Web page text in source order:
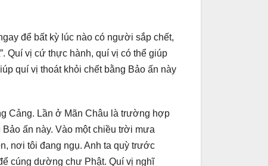
để bất kỳ lúc nào có người sắp chết,
Quí vị cứ thực hành, quí vị có thể giúp
quí vị thoát khỏi chết bằng Bảo ấn này
Cảng. Lần ở Mãn Châu là trường hợp
ấn này. Vào một chiều trời mưa
nơi tôi đang ngụ. Anh ta quỳ trước
cúng dường chư Phật. Quí vị nghĩ